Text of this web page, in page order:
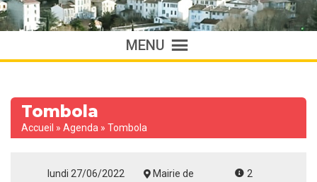
MENU
Tombola
Accueil » Agenda » Tombola
lundi 27/06/2022
Mairie de
2